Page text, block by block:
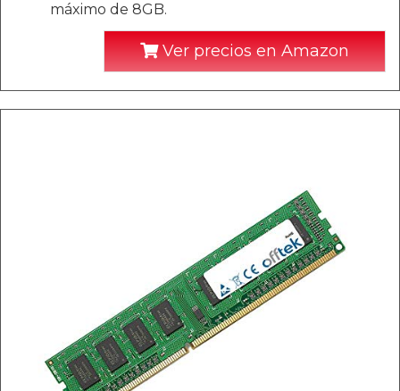
máximo de 8GB.
Ver precios en Amazon